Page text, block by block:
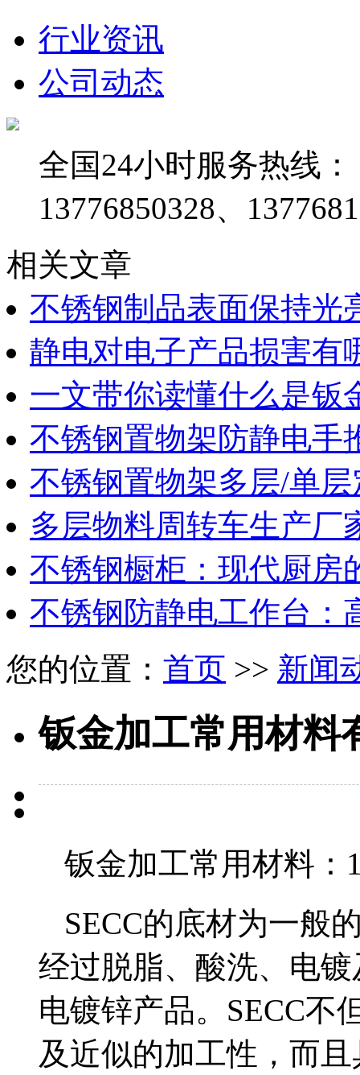
行业资讯
公司动态
全国24小时服务热线：
13776850328、
相关文章
不锈钢制品表面保持光
静电对电子产品损害有
一文带你读懂什么是钣
不锈钢置物架防静电手
不锈钢置物架多层/单
多层物料周转车生产厂
不锈钢橱柜：现代厨房
不锈钢防静电工作台：
您的位置： 首页 >> 新闻
钣金加工常用材料
钣金加工常用材料：
SECC的底材为一般
经过脱脂、酸洗、电
电镀锌产品。SECC不
及近似的加工性，而